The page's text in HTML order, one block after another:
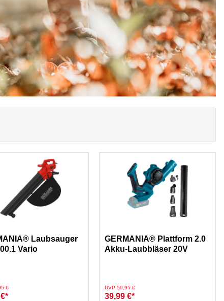
Laubsauger
Vario
von
€auf
GERMANIA® Plattform 2.0
Akku-Laubbläser 20V
Preis reduziert von
UVP 59,95 €auf
39,99 €*